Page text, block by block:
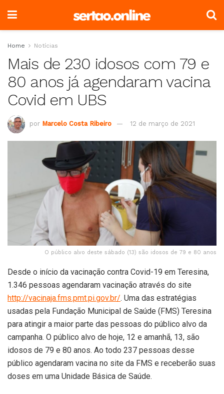
Home Notícias
Mais de 230 idosos com 79 e
80 anos já agendaram vacina
Covid em UBS
por Marcelo Costa Ribeiro 12 de março de 2021
O público alvo deste sábado (13) são idosos de 79 e 80 anos
Desde o início da vacinação contra Covid-19 em Teresina,
1.346 pessoas agendaram vacinação através do site
http://vacinaja.fms.pmt.pi.gov.br/. Uma das estratégias
usadas pela Fundação Municipal de Saúde (FMS) Teresina
para atingir a maior parte das pessoas do público alvo da
campanha. O público alvo de hoje, 12 e amanhã, 13, são
idosos de 79 e 80 anos. Ao todo 237 pessoas desse
público agendaram vacina no site da FMS e receberão suas
doses em uma Unidade Básica de Saúde.